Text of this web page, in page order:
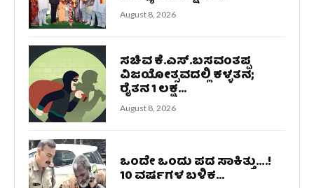
August 8, 2026
ಸಚಿವ ಕೆ.ಎಸ್.ಬಸವಂತಪ್ಪ
ವಿಜಯೋತ್ಸವದಲ್ಲಿ ಕಳ್ಳತನ;
ರೈತನ 1 ಲಕ್ಷ...
August 8, 2026
ಒಂದೇ ಒಂದು ಪದ ಸಾಕಿತ್ತು….!
10 ವರ್ಷಗಳ ಬಳಿಕ...